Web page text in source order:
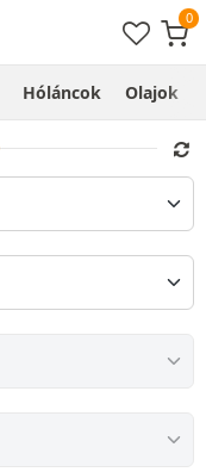
Hóláncok Olajok